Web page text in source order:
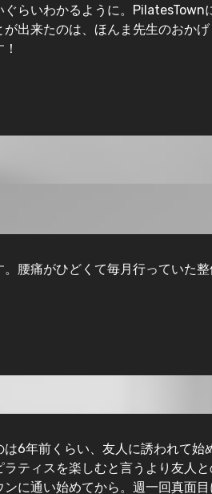
らいわかるように。PilatesTown
出来たのは、ほんま先生のおか
腰痛がひどくて毎月行っていた
6年前くらい、友人に誘われて始
ティスを楽しむと言うより友人
に通い始めてから。週一回真面